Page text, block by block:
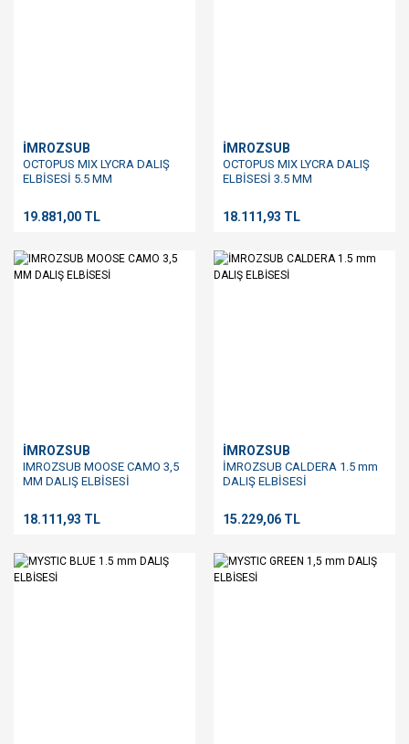
İMROZSUB
OCTOPUS MIX LYCRA DALIŞ
ELBİSESİ 5.5 MM
19.881,00 TL
İMROZSUB
OCTOPUS MIX LYCRA DALIŞ
ELBİSESİ 3.5 MM
18.111,93 TL
İMROZSUB
IMROZSUB MOOSE CAMO 3,5
MM DALIŞ ELBİSESİ
18.111,93 TL
İMROZSUB
İMROZSUB CALDERA 1.5 mm
DALIŞ ELBİSESİ
15.229,06 TL